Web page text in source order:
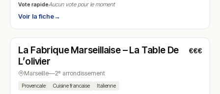
Vote rapideAucun vote pour le moment
Voir la fiche→
N° 21
La Fabrique Marseillaise – La Table De
L’olivier
€€€
Marseille—2ᵉ arrondissement
Provencale Cuisine francaise Italienne